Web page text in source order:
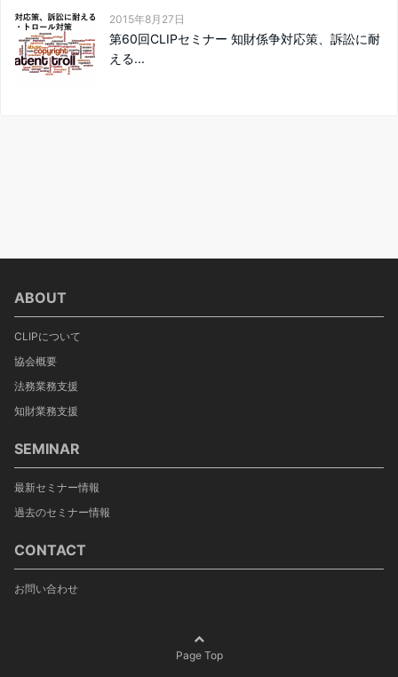
2015年8月27日
第60回CLIPセミナー 知財係争対応策、訴訟に耐
える...
ABOUT
CLIPについて
協会概要
法務業務支援
知財業務支援
SEMINAR
最新セミナー情報
過去のセミナー情報
CONTACT
お問い合わせ
Page Top